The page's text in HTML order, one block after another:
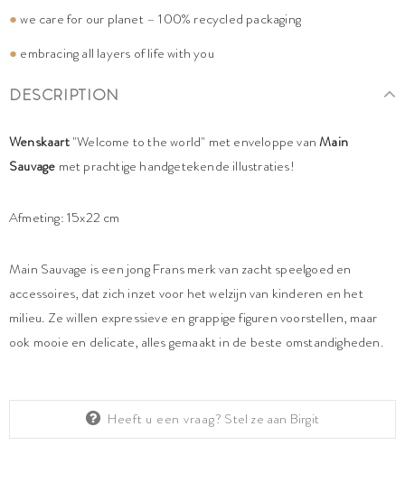
●we care for our planet – 100% recycled packaging
● embracing all layers of life with you
DESCRIPTION
Wenskaart"Welcome to the world" met enveloppe vanMain
Sauvage met prachtige handgetekende illustraties!
Afmeting: 15x22 cm
Main Sauvage is een jong Frans merk van zacht speelgoed en
accessoires, dat zich inzet voor het welzijn van kinderen en het
milieu. Ze willen expressieve en grappige figuren voorstellen, maar
ook mooie en delicate, alles gemaakt in de beste omstandigheden.
Heeft u een vraag? Stel ze aan Birgit